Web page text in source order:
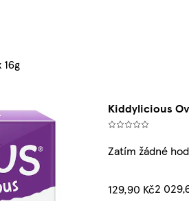
Kiddylicious
Zatím žádné
129,90 Kč2